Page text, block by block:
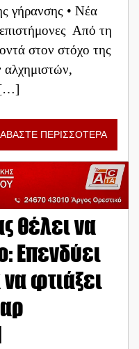
γήρανσης • Νέα
Από τη
στον στόχο της
[…]
ΠΕΡΙΣΣΟΤΕΡΑ
θέλει να
Επενδύει
φτιάξει